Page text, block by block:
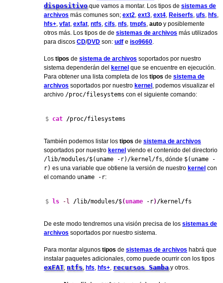
dispositivoque vamos a montar. Los tipos de sistemas de
archivos más comunes son; ext2, ext3, ext4, Reiserfs, ufs, hfs,
hfs+, vfat, exfat, ntfs, cifs, nfs, tmpfs, auto y posiblemente
otros más. Los tipos de de sistemas de archivos más utilizados
para discos CD/DVD son: udf e iso9660.
Los tipos de sistema de archivos soportados por nuestro
sistema dependerán del kernel que se encuentre en ejecución.
Para obtener una lista completa de los tipos de sistema de
archivos soportados por nuestro kernel, podemos visualizar el
archivo /proc/filesystems con el siguiente comando:
$ cat /proc/filesystems
También podemos listar los tipos de sistema de archivos
soportados por nuestro kernel viendo el contenido del directorio
/lib/modules/$(uname -r)/kernel/fs, dónde $(uname -
r) es una variable que obtiene la versión de nuestro kernel con
el comando uname -r:
$ ls -l /lib/modules/$(uname -r) /kernel/fs
De este modo tendremos una visión precisa de los sistemas de
archivos soportados por nuestro sistema.
Para montar algunos tipos de sistemas de archivos habrá que
instalar paquetes adicionales, como puede ocurrir con los tipos
exFAT, ntfs, hfs, hfs+, recursos Sambay otros.